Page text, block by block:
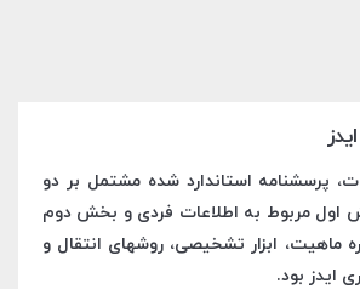
پرسشنامه استاندارد شده مشتمل بر دو
مربوط به اطلاعات فردی و بخش دوم
درباره ماهیت، ابزار تشخیصی، روشهای انتقال و
ایدز بود.